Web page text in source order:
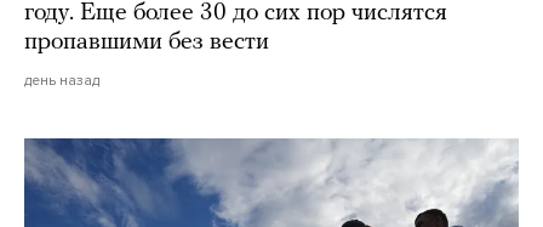
году. Еще более 30 до сих пор числятся
пропавшими без вести
день назад